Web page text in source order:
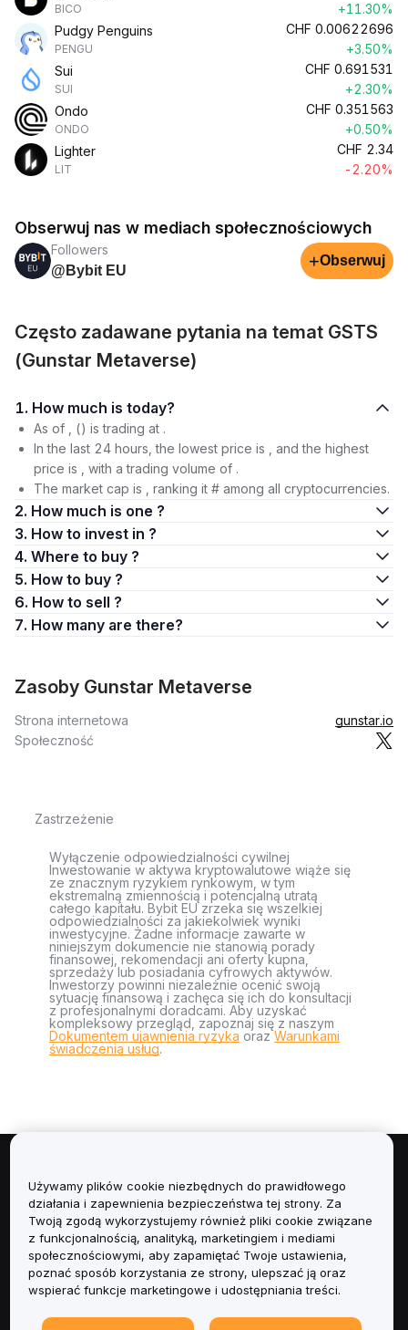
BICO
+11.30%
Pudgy Penguins
PENGU
CHF 0.00622696
+3.50%
Sui
SUI
CHF 0.691531
+2.30%
Ondo
ONDO
CHF 0.351563
+0.50%
Lighter
LIT
CHF 2.34
-2.20%
Obserwuj nas w mediach społecznościowych
Followers
@Bybit EU
+Obserwuj
Często zadawane pytania na temat GSTS
(Gunstar Metaverse)
1. How much is today?
As of , () is trading at .
In the last 24 hours, the lowest price is , and the highest
price is , with a trading volume of .
The market cap is , ranking it # among all cryptocurrencies.
2. How much is one ?
3. How to invest in ?
4. Where to buy ?
5. How to buy ?
6. How to sell ?
7. How many are there?
Zasoby Gunstar Metaverse
Strona internetowa
gunstar.io
Społeczność
Zastrzeżenie
Wyłączenie odpowiedzialności cywilnej
Inwestowanie w aktywa kryptowalutowe wiąże się
ze znacznym ryzykiem rynkowym, w tym
ekstremalną zmiennością i potencjalną utratą
całego kapitału. Bybit EU zrzeka się wszelkiej
odpowiedzialności za jakiekolwiek wyniki
inwestycyjne. Żadne informacje zawarte w
niniejszym dokumencie nie stanowią porady
finansowej, rekomendacji ani oferty kupna,
sprzedaży lub posiadania cyfrowych aktywów.
Inwestorzy powinni niezależnie ocenić swoją
sytuację finansową i zachęca się ich do konsultacji
z profesjonalnymi doradcami. Aby uzyskać
kompleksowy przegląd, zapoznaj się z naszym
Dokumentem ujawnienia ryzyka orazWarunkami
świadczenia usług.
Informacje
Usługi
Obsługa Klienta
Używamy plików cookie niezbędnych do prawidłowego
działania i zapewnienia bezpieczeństwa tej strony. Za
Twoją zgodą wykorzystujemy również pliki cookie związane
z funkcjonalnością, analityką, marketingiem i mediami
społecznościowymi, aby zapamiętać Twoje ustawienia,
poznać sposób korzystania ze strony, ulepszać ją oraz
wspierać funkcje marketingowe i udostępniania treści.